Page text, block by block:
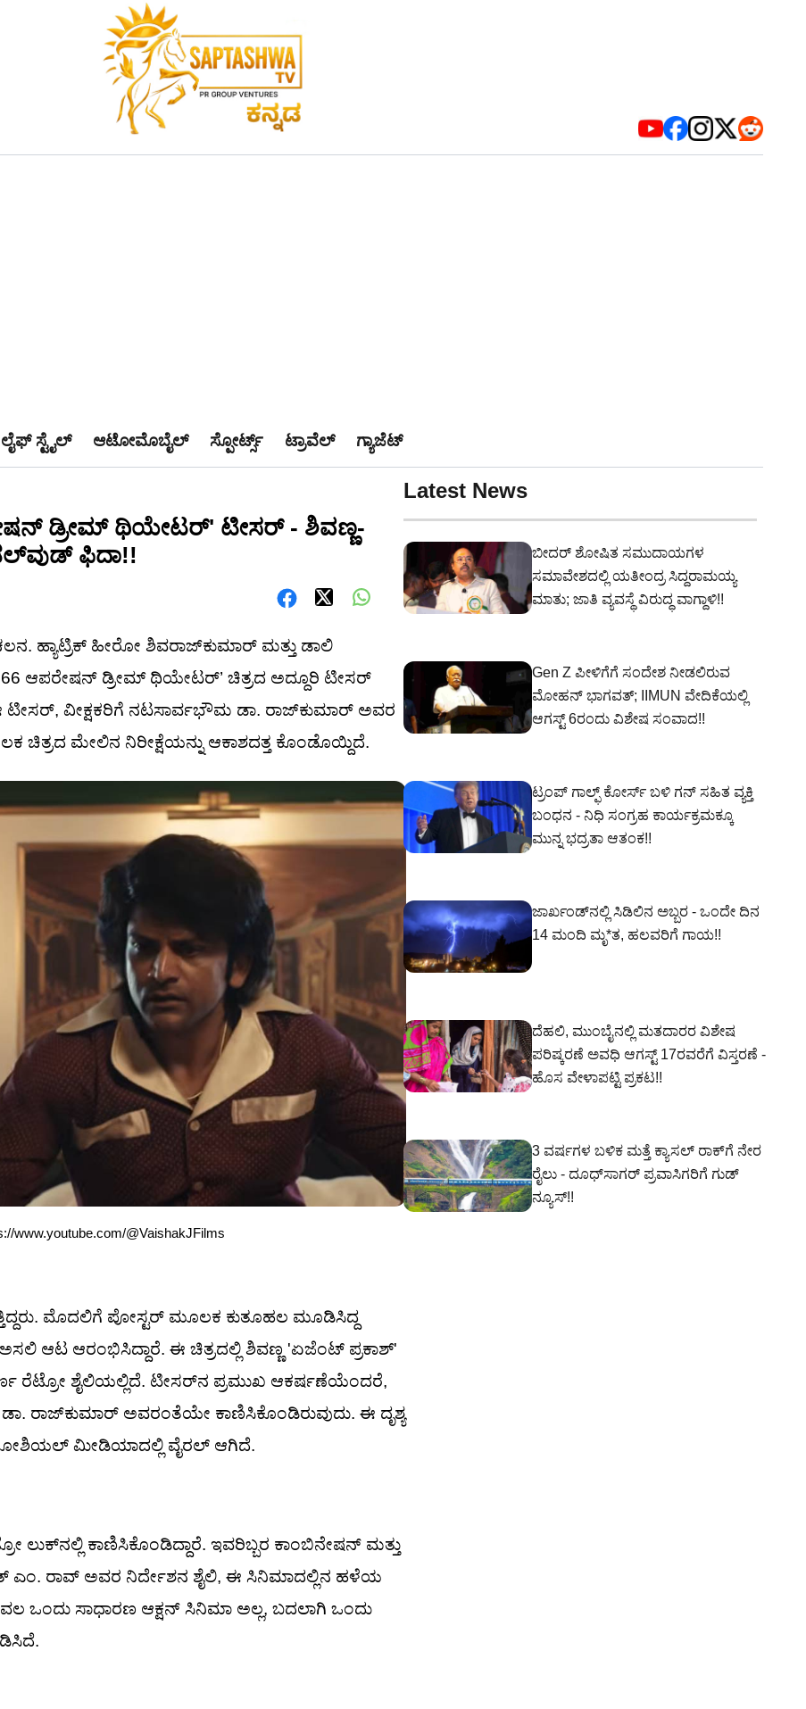
ಲೈಫ್ ಸ್ಟೈಲ್ ಆಟೋಮೊಬೈಲ್ ಸ್ಪೋರ್ಟ್ಸ್ ಟ್ರಾವೆಲ್ ಗ್ಯಾಜೆಟ್
ಡ್ರೀಮ್ ಥಿಯೇಟರ್' ಟೀಸರ್ - ಶಿವಣ್ಣ-
ಫಿದಾ!!
ಹ್ಯಾಟ್ರಿಕ್ ಹೀರೋ ಶಿವರಾಜ್‌ಕುಮಾರ್ ಮತ್ತು ಡಾಲಿ
ಆಪರೇಷನ್ ಡ್ರೀಮ್ ಥಿಯೇಟರ್’ ಚಿತ್ರದ ಅದ್ದೂರಿ ಟೀಸರ್
ವೀಕ್ಷಕರಿಗೆ ನಟಸಾರ್ವಭೌಮ ಡಾ. ರಾಜ್‌ಕುಮಾರ್ ಅವರ
ಚಿತ್ರದ ಮೇಲಿನ ನಿರೀಕ್ಷೆಯನ್ನು ಆಕಾಶದತ್ತ ಕೊಂಡೊಯ್ದಿದೆ.
www.youtube.com/@VaishakJFilms
ಮೊದಲಿಗೆ ಪೋಸ್ಟರ್ ಮೂಲಕ ಕುತೂಹಲ ಮೂಡಿಸಿದ್ದ
ಆಟ ಆರಂಭಿಸಿದ್ದಾರೆ. ಈ ಚಿತ್ರದಲ್ಲಿ ಶಿವಣ್ಣ 'ಏಜೆಂಟ್ ಪ್ರಕಾಶ್'
ರೆಟ್ರೋ ಶೈಲಿಯಲ್ಲಿದೆ. ಟೀಸರ್‌ನ ಪ್ರಮುಖ ಆಕರ್ಷಣೆಯೆಂದರೆ,
ಡಾ. ರಾಜ್‌ಕುಮಾರ್ ಅವರಂತೆಯೇ ಕಾಣಿಸಿಕೊಂಡಿರುವುದು. ಈ ದೃಶ್ಯ
ಮೀಡಿಯಾದಲ್ಲಿ ವೈರಲ್ ಆಗಿದೆ.
ಕಾಣಿಸಿಕೊಂಡಿದ್ದಾರೆ. ಇವರಿಬ್ಬರ ಕಾಂಬಿನೇಷನ್ ಮತ್ತು
ಎಂ. ರಾವ್ ಅವರ ನಿರ್ದೇಶನ ಶೈಲಿ, ಈ ಸಿನಿಮಾದಲ್ಲಿನ ಹಳೆಯ
ಒಂದು ಸಾಧಾರಣ ಆಕ್ಷನ್ ಸಿನಿಮಾ ಅಲ್ಲ, ಬದಲಾಗಿ ಒಂದು
Latest News
ಬೀದರ್ ಶೋಷಿತ ಸಮುದಾಯಗಳ
ಸಮಾವೇಶದಲ್ಲಿ ಯತೀಂದ್ರ ಸಿದ್ದರಾಮಯ್ಯ
ಮಾತು; ಜಾತಿ ವ್ಯವಸ್ಥೆ ವಿರುದ್ಧ ವಾಗ್ದಾಳಿ!!
Gen Z ಪೀಳಿಗೆಗೆ ಸಂದೇಶ ನೀಡಲಿರುವ
ಮೋಹನ್ ಭಾಗವತ್; IIMUN ವೇದಿಕೆಯಲ್ಲಿ
ಆಗಸ್ಟ್ 6ರಂದು ವಿಶೇಷ ಸಂವಾದ!!
ಟ್ರಂಪ್ ಗಾಲ್ಫ್ ಕೋರ್ಸ್ ಬಳಿ ಗನ್‌ ಸಹಿತ ವ್ಯಕ್ತಿ
ಬಂಧನ - ನಿಧಿ ಸಂಗ್ರಹ ಕಾರ್ಯಕ್ರಮಕ್ಕೂ
ಮುನ್ನ ಭದ್ರತಾ ಆತಂಕ!!
ಜಾರ್ಖಂಡ್‌ನಲ್ಲಿ ಸಿಡಿಲಿನ ಅಬ್ಬರ - ಒಂದೇ ದಿನ
14 ಮಂದಿ ಮೃ*ತ, ಹಲವರಿಗೆ ಗಾಯ!!
ದೆಹಲಿ, ಮುಂಬೈನಲ್ಲಿ ಮತದಾರರ ವಿಶೇಷ
ಪರಿಷ್ಕರಣೆ ಅವಧಿ ಆಗಸ್ಟ್ 17ರವರೆಗೆ ವಿಸ್ತರಣೆ -
ಹೊಸ ವೇಳಾಪಟ್ಟಿ ಪ್ರಕಟ!!
3 ವರ್ಷಗಳ ಬಳಿಕ ಮತ್ತೆ ಕ್ಯಾಸಲ್ ರಾಕ್‌ಗೆ ನೇರ
ರೈಲು - ದೂಧ್‌ಸಾಗರ್ ಪ್ರವಾಸಿಗರಿಗೆ ಗುಡ್
ನ್ಯೂಸ್!!